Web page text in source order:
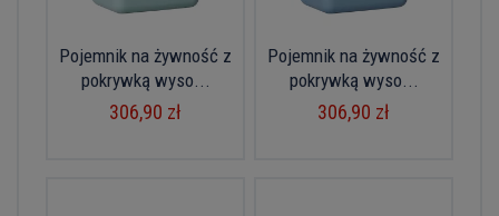
Pojemnik na żywność z
pokrywką wyso...
306,90 zł
Pojemnik na żywność z
pokrywką wyso...
306,90 zł